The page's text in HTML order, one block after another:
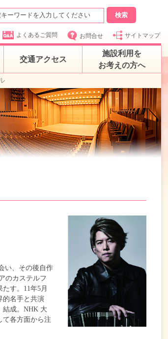
よくあるご質問 お問合せ サイトマップ
交通アクセス
施設利用を
お考えの方へ
い、その後自作
のカステルフ
す。11年5月
的名手と共演
結成。NHK 大
て各方面から注